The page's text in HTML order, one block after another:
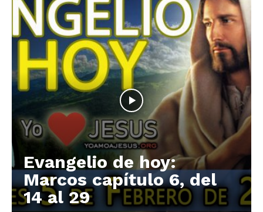
Evangelio de hoy:
Marcos capítulo 6, del
14 al 29